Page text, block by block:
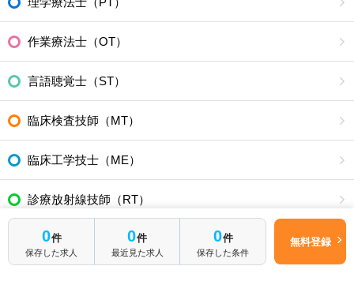
0件
保存した求人
0件
最近見た求人
0件
保存した条件
無料登録
作業療法士（OT）
言語聴覚士（ST）
臨床検査技師（MT）
臨床工学技士（ME）
診療放射線技師（RT）
管理栄養士/栄養士（NRD）